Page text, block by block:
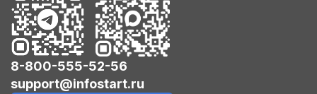
8-800-555-52-56
support@infostart.ru